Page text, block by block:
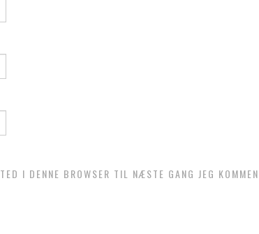
I DENNE BROWSER TIL NÆSTE GANG JEG